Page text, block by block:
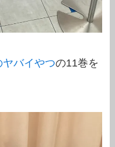
ヤバイやつの11巻を